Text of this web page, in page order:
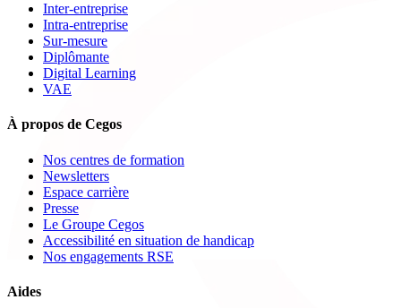
Inter-entreprise
Intra-entreprise
Sur-mesure
Diplômante
Digital Learning
VAE
À propos de Cegos
Nos centres de formation
Newsletters
Espace carrière
Presse
Le Groupe Cegos
Accessibilité en situation de handicap
Nos engagements RSE
Aides